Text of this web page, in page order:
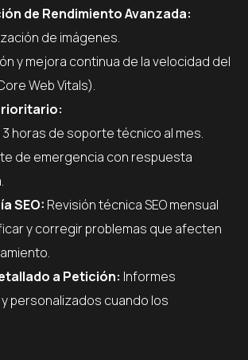
de Rendimiento Avanzada:
de imágenes.
Web Vitals).
3 horas de soporte técnico al mes.
SEO: Revisión técnica SEO mensual
y corregir problemas que afecten
a Petición: Informes
personalizados cuando los